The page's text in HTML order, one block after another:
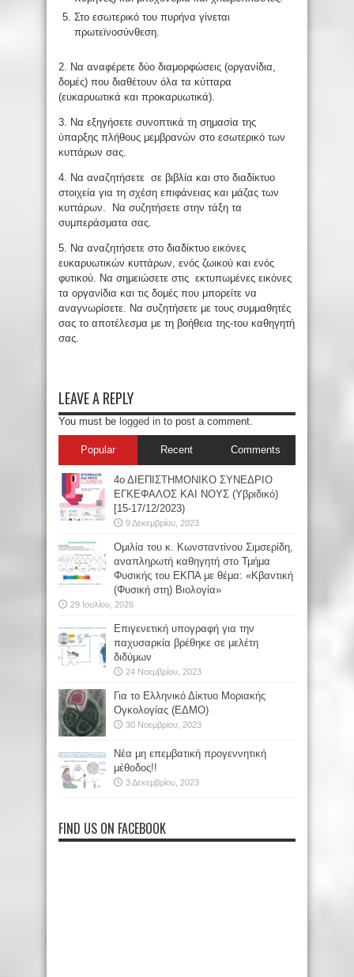
Στο εσωτερικό του πυρήνα γίνεται
πρωτεϊνοσύνθεση.
2. Να αναφέρετε δύο διαμορφώσεις (οργανίδια,
δομές) που διαθέτουν όλα τα κύτταρα
(ευκαρυωτικά και προκαρυωτικά).
3. Να εξηγήσετε συνοπτικά τη σημασία της
ύπαρξης πλήθους μεμβρανών στο εσωτερικό των
κυττάρων σας.
4. Να αναζητήσετε σε βιβλία και στο διαδίκτυο
στοιχεία για τη σχέση επιφάνειας και μάζας των
κυττάρων. Να συζητήσετε στην τάξη τα
συμπεράσματα σας.
5. Να αναζητήσετε στο διαδίκτυο εικόνες
ευκαρυωτικών κυττάρων, ενός ζωικού και ενός
φυτικού. Να σημειώσετε στις εκτυπωμένες εικόνες
τα οργανίδια και τις δομές που μπορείτε να
αναγνωρίσετε. Να συζητήσετε με τους συμμαθητές
σας το αποτέλεσμα με τη βοήθεια της-του καθηγητή
σας.
LEAVE A REPLY
You must be logged in to post a comment.
Popular Recent Comments
4ο ΔΙΕΠΙΣΤΗΜΟΝΙΚΟ ΣΥΝΕΔΡΙΟ
ΕΓΚΕΦΑΛΟΣ ΚΑΙ ΝΟΥΣ (Υβριδικό)
[15-17/12/2023)
9 Δεκεμβρίου, 2023
Oμιλία του κ. Κωνσταντίνου Σιμσερίδη,
αναπληρωτή καθηγητή στο Τμήμα
Φυσικής του ΕΚΠΑ με θέμα: «Κβαντική
(Φυσική στη) Βιολογία»
29 Ιουλίου, 2026
Επιγενετική υπογραφή για την
παχυσαρκία βρέθηκε σε μελέτη
διδύμων
24 Νοεμβρίου, 2023
Για το Ελληνικό Δίκτυο Μοριακής
Ογκολογίας (ΕΔΜΟ)
30 Νοεμβρίου, 2023
Νέα μη επεμβατική προγεννητική
μέθοδος!!
3 Δεκεμβρίου, 2023
FIND US ON FACEBOOK